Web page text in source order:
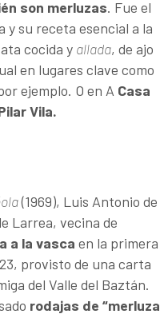
son merluzas. Fue el
y su receta esencial a la
cocida y allada, de ajo
en lugares clave como
ejemplo. O en A Casa
Vila.
(1969), Luis Antonio de
Larrea, vecina de
a la vasca en la primera
provisto de una carta
del Valle del Baztán.
rodajas de “merluza